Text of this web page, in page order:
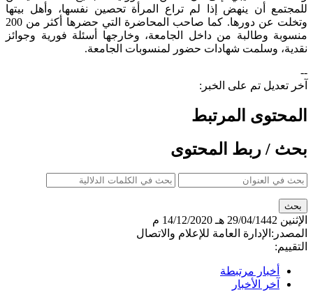
للمجتمع أن ينهض إذا لم تراع المرأة تحصين نفسها، وأهل بيتها
وتخلت عن دورها. كما صاحب المحاضرة التي حضرها أكثر من 200
منسوبة وطالبة من داخل الجامعة، وخارجها أسئلة فورية وجوائز
نقدية، وسلمت شهادات حضور لمنسوبات الجامعة. ​
--
آخر تعديل تم على الخبر:
المحتوى المرتبط
بحث / ربط المحتوى
الإثنين 29/04/1442 هـ
14/12/2020 م
المصدر: الإدارة العامة للإعلام والاتصال
التقييم:
أخبار مرتبطة
آخر الأخبار